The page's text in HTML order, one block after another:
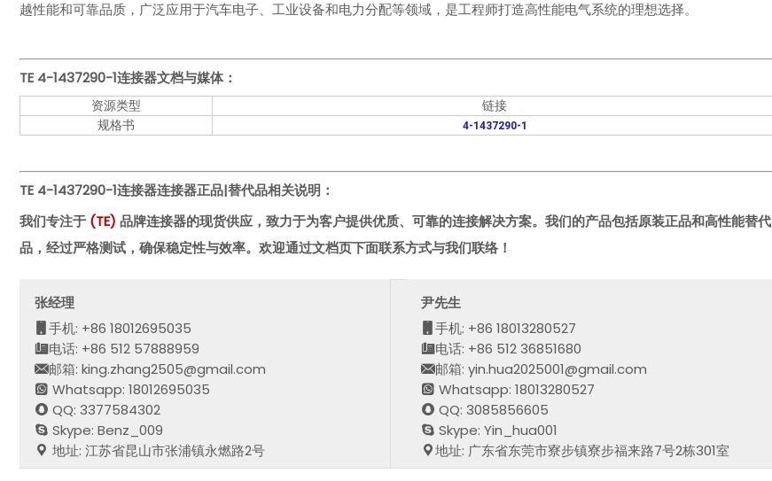
越性能和可靠品质，广泛应用于汽车电子、工业设备和电力分配等领域，是工程师打造高性能电气系统的理想选择。
TE 4-1437290-1连接器文档与媒体：
资源类型
链接
规格书
4-1437290-1
TE 4-1437290-1连接器连接器正品|替代品相关说明：
我们专注于 (TE) 品牌连接器的现货供应，致力于为客户提供优质、可靠的连接解决方案。我们的产品包括原装正品和高性能替代
品，经过严格测试，确保稳定性与效率。欢迎通过文档页下面联系方式与我们联络！
张经理
手机: +86 18012695035
电话: +86 512 57888959
邮箱: king.zhang2505@gmail.com
Whatsapp: 18012695035
QQ: 3377584302
Skype: Benz_009
地址: 江苏省昆山市张浦镇永燃路2号
尹先生
手机: +86 18013280527
电话: +86 512 36851680
邮箱: yin.hua2025001@gmail.com
Whatsapp: 18013280527
QQ: 3085856605
Skype: Yin_hua001
地址: 广东省东莞市寮步镇寮步福来路7号2栋301室